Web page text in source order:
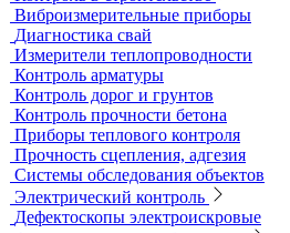
Оборудование для физических
Датчики к толщиномерам покрытий
Абразиометры
Блескомеры, колориметры
Контроль герметичности
Вакуумные рамки
Вакуумные установки
Портативные гелиевые течеискатели
Течеискатели акустические
Течеискатели корреляционные
Течеискатели многодатчиковые